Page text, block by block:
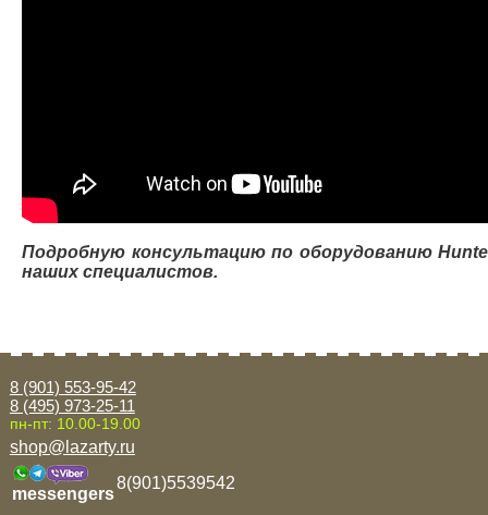
Подробную консультацию по оборудованию
наших специалистов.
8 (901) 553-95-42
8 (495) 973-25-11
пн-пт: 10.00-19.00
shop@lazarty.ru
messengers
8(901)5539542